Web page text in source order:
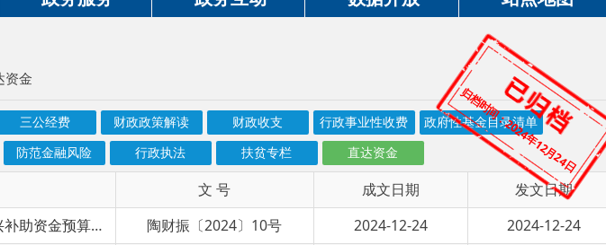
行政执法 扶贫专栏 直达资金
成文日期
发文日期
2024-12-24
关于提前下达2025年中央财政衔接推进乡村振兴补助资金预算的通知
陶财振〔2024〕9号 2024-12-03
2024-12-03
2024年12月24日